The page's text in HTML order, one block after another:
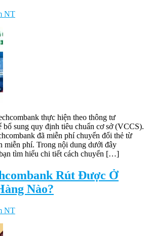
NT
thực hiện theo thông tư
sung quy định tiêu chuẩn cơ sở (VCCS).
đã miễn phí chuyển đổi thẻ từ
miễn phí. Trong nội dung dưới đây
tìm hiểu chi tiết cách chuyển […]
Rút Được Ở
Nào?
NT